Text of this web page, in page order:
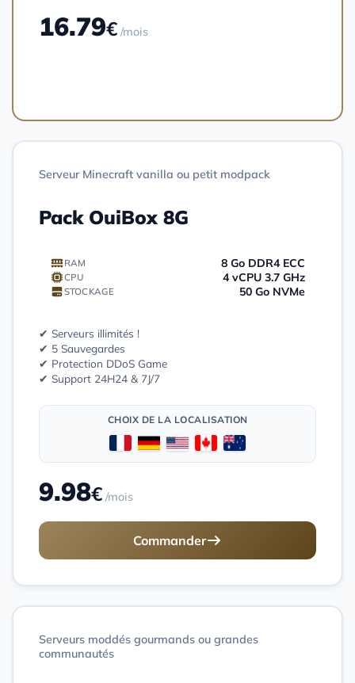
Serveur Minecraft vanilla ou petit modpack
Pack OuiBox 8G
RAM 8 Go DDR4 ECC
CPU 4 vCPU 3.7 GHz
STOCKAGE 50 Go NVMe
✔ Serveurs illimités !
✔ 5 Sauvegardes
✔ Protection DDoS Game
✔ Support 24H24 & 7J/7
CHOIX DE LA LOCALISATION
9.98€ /mois
Commander
16.79€ /mois
Serveurs moddés gourmands ou grandes
communautés